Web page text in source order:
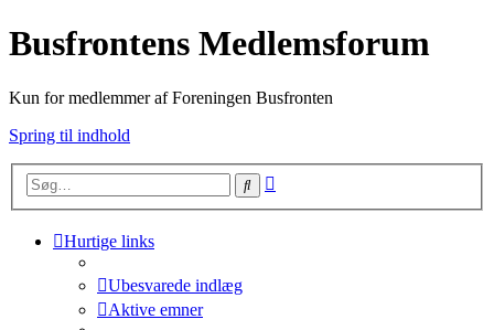
Busfrontens Medlemsforum
Kun for medlemmer af Foreningen Busfronten
Spring til indhold
Søg
Hurtige links
Ubesvarede indlæg
Aktive emner